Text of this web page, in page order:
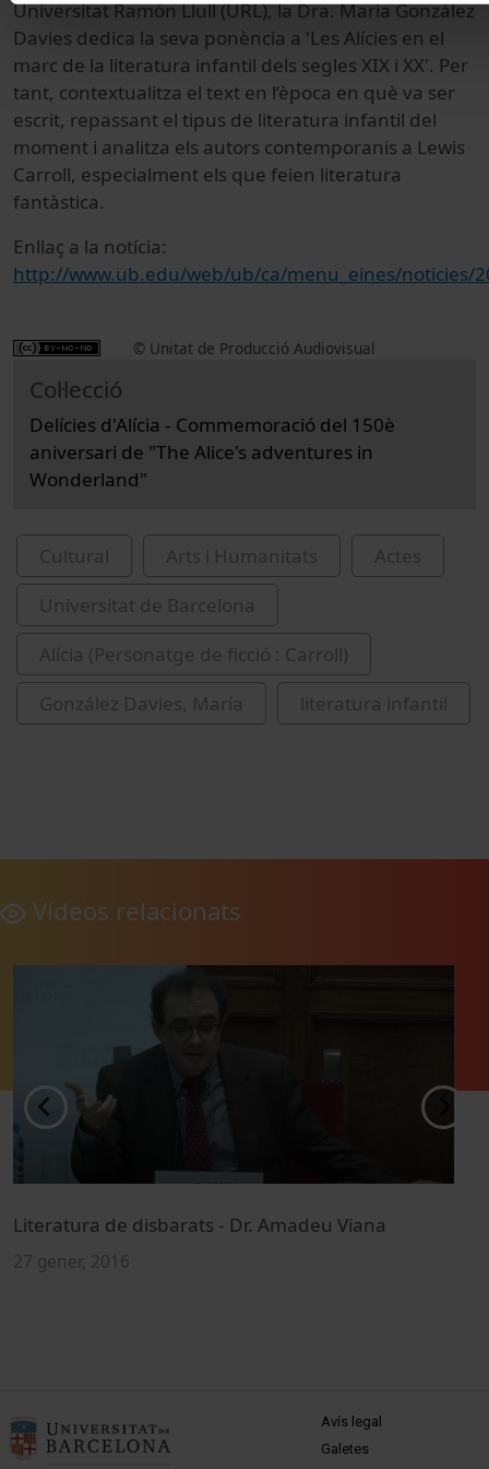
Universitat Ramón Llull (URL), la Dra. Maria González
Davies dedica la seva ponència a 'Les Alícies en el
marc de la literatura infantil dels segles XIX i XX'. Per
tant, contextualitza el text en l’època en què va ser
escrit, repassant el tipus de literatura infantil del
moment i analitza els autors contemporanis a Lewis
Carroll, especialment els que feien literatura
fantàstica.
Enllaç a la notícia:
http://www.ub.edu/web/ub/ca/menu_eines/noticies/
© Unitat de Producció Audiovisual
Col·lecció
Delícies d'Alícia - Commemoració del 150è
aniversari de "The Alice's adventures in
Wonderland"
Cultural Arts i Humanitats
Actes
Universitat de Barcelona
Alícia (Personatge de ficció : Carroll)
González Davies, María
literatura infantil
Vídeos relacionats
Literatura de disbarats - Dr. Amadeu Viana
27 gener, 2016
MENÚ PEU 1
Avís legal
Galetes